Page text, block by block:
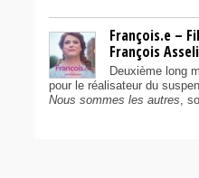
François.e –
François
Deuxième long
pour le réalisateur du
Nous sommes les autres,